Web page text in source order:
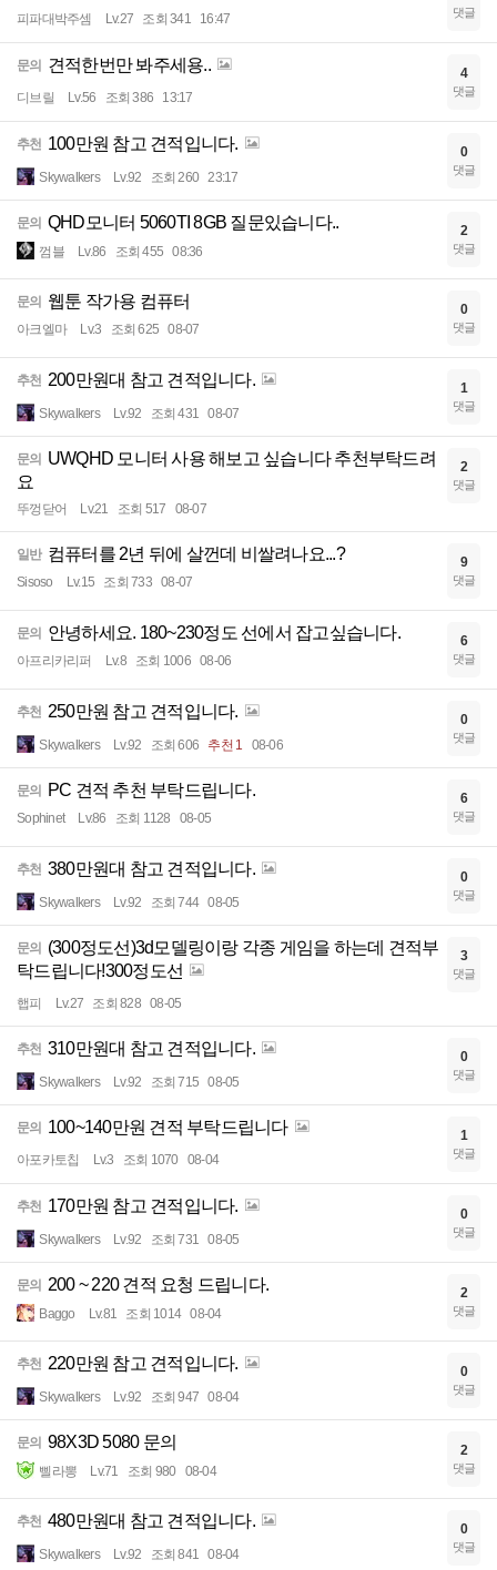
피파대박주셈 Lv.27 조회 341 16:47 댓글
문의 견적한번만 봐주세용..
디브릴 Lv.56 조회 386 13:17
4
댓글
추천 100만원 참고 견적입니다.
Skywalkers Lv.92 조회 260 23:17
0
댓글
문의 QHD모니터 5060TI 8GB 질문있습니다..
껌블 Lv.86 조회 455 08:36
2
댓글
문의 웹툰 작가용 컴퓨터
아크엘마 Lv.3 조회 625 08-07
0
댓글
추천 200만원대 참고 견적입니다.
Skywalkers Lv.92 조회 431 08-07
1
댓글
문의 UWQHD 모니터 사용 해보고 싶습니다 추천부탁드려
요
뚜껑닫어 Lv.21 조회 517 08-07
2
댓글
일반 컴퓨터를 2년 뒤에 살껀데 비쌀려나요...?
Sisoso Lv.15 조회 733 08-07
9
댓글
문의 안녕하세요. 180~230정도 선에서 잡고싶습니다.
아프리카리퍼 Lv.8 조회 1006 08-06
6
댓글
추천 250만원 참고 견적입니다.
Skywalkers Lv.92 조회 606 추천 1 08-06
0
댓글
문의 PC 견적 추천 부탁드립니다.
Sophinet Lv.86 조회 1128 08-05
6
댓글
추천 380만원대 참고 견적입니다.
Skywalkers Lv.92 조회 744 08-05
0
댓글
문의 (300정도선)3d모델링이랑 각종 게임을 하는데 견적부
탁드립니다!300정도선
햅피 Lv.27 조회 828 08-05
3
댓글
추천 310만원대 참고 견적입니다.
Skywalkers Lv.92 조회 715 08-05
0
댓글
문의 100~140만원 견적 부탁드립니다
아포카토칩 Lv.3 조회 1070 08-04
1
댓글
추천 170만원 참고 견적입니다.
Skywalkers Lv.92 조회 731 08-05
0
댓글
문의 200 ~ 220 견적 요청 드립니다.
Baggo Lv.81 조회 1014 08-04
2
댓글
추천 220만원 참고 견적입니다.
Skywalkers Lv.92 조회 947 08-04
0
댓글
문의 98X3D 5080 문의
삘라뽕 Lv.71 조회 980 08-04
2
댓글
추천 480만원대 참고 견적입니다.
Skywalkers Lv.92 조회 841 08-04
0
댓글